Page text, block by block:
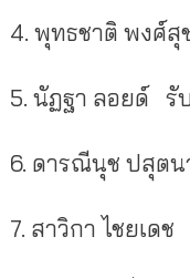
4. พุทธชาติ พงศ์สุ
5. นัฏฐา ลอยด์ รั
6. ดารณีนุช ปสุตน
7. สาวิกา ไชยเดช